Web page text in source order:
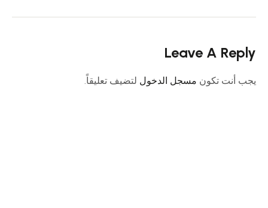
Leave A Reply
يجب أنت تكون مسجل الدخول لتضيف تعليقاً.